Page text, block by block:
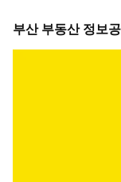
부산 부동산 정보